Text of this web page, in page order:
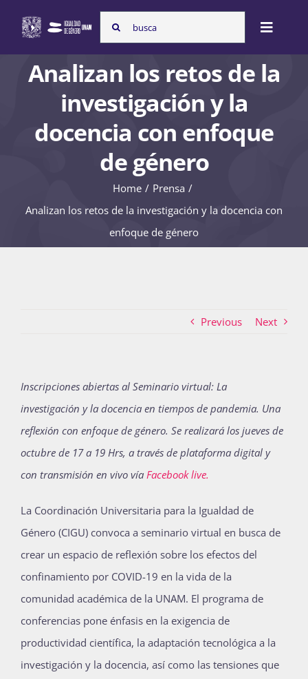
content
Search
for:
Toggle
Inicio
Nosotras
Programas
Atención de la violencia de género
La Boletina
Blog
Recursos
Súmate
Publicaciones
Analizan los retos de la
investigación y la
docencia con enfoque
de género
Home
Prensa
Analizan los retos de la investigación y la docencia con
enfoque de género
Previous Next
Inscripciones abiertas al Seminario virtual: La
investigación y la docencia en tiempos de pandemia. Una
reflexión con enfoque de género. Se realizará los jueves de
octubre de 17 a 19 Hrs, a través de plataforma digital y
con transmisión en vivo vía Facebook live.
La Coordinación Universitaria para la Igualdad de
Género (CIGU) convoca a seminario virtual en busca de
crear un espacio de reflexión sobre los efectos del
confinamiento por COVID-19 en la vida de la
comunidad académica de la UNAM. El programa de
conferencias pone énfasis en la exigencia de
productividad científica, la adaptación tecnológica a la
investigación y la docencia, así como las tensiones que